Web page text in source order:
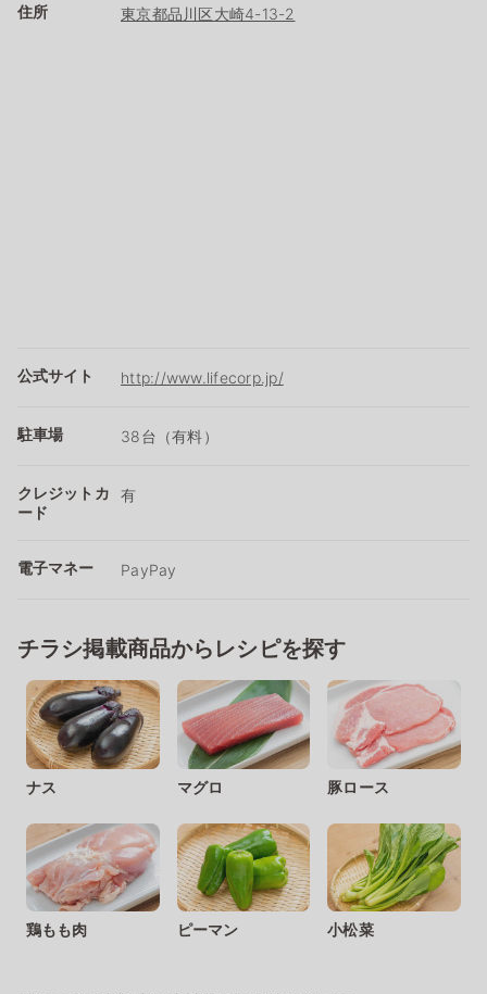
住所 東京都品川区大崎4-13-2
公式サイト http://www.lifecorp.jp/
駐車場 38台（有料）
クレジットカ
ード
有
電子マネー PayPay
チラシ掲載商品からレシピを探す
ナス マグロ 豚ロース
鶏もも肉 ピーマン 小松菜